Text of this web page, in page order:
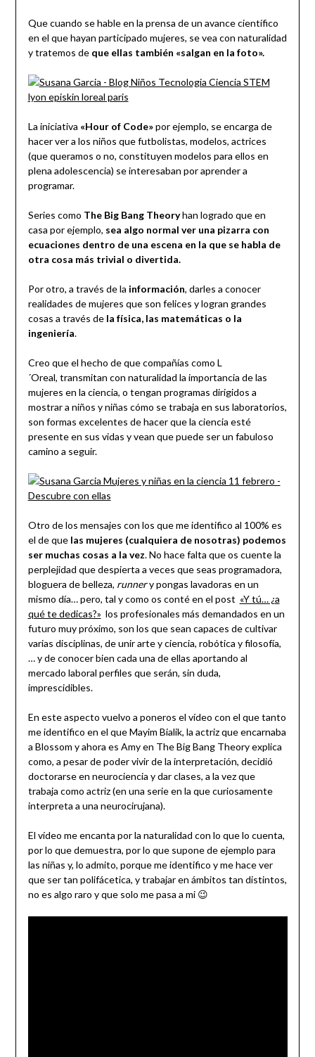
Que cuando se hable en la prensa de un avance científico
en el que hayan participado mujeres, se vea con naturalidad
y tratemos de que ellas también «salgan en la foto».
La iniciativa «Hour of Code»por ejemplo, se encarga de
hacer ver a los niños que futbolistas, modelos, actrices
(que queramos o no, constituyen modelos para ellos en
plena adolescencia) se interesaban por aprender a
programar.
Series como The Big Bang Theoryhan logrado que en
casa por ejemplo, sea algo normal ver una pizarra con
ecuaciones dentro de una escena en la que se habla de
otra cosa más trivial o divertida.
Por otro, a través de la información, darles a conocer
realidades de mujeres que son felices y logran grandes
cosas a través de la física, las matemáticas o la
ingeniería.
Creo que el hecho de que compañías como L
´Oreal, transmitan con naturalidad la importancia de las
mujeres en la ciencia, o tengan programas dirigidos a
mostrar a niños y niñas cómo se trabaja en sus laboratorios,
son formas excelentes de hacer que la ciencia esté
presente en sus vidas y vean que puede ser un fabuloso
camino a seguir.
Otro de los mensajes con los que me identifico al 100% es
el de que las mujeres (cualquiera de nosotras) podemos
ser muchas cosas a la vez. No hace falta que os cuente la
perplejidad que despierta a veces que seas programadora,
bloguera de belleza, runnery pongas lavadoras en un
mismo día… pero, tal y como os conté en el post «Y tú… ¿a
qué te dedicas?» los profesionales más demandados en un
futuro muy próximo, son los que sean capaces de cultivar
varias disciplinas, de unir arte y ciencia, robótica y filosofía,
… y de conocer bien cada una de ellas aportando al
mercado laboral perfiles que serán, sin duda,
imprescidibles.
En este aspecto vuelvo a poneros el vídeo con el que tanto
me identifico en el que Mayim Bialik, la actriz que encarnaba
a Blossom y ahora es Amy en The Big Bang Theory explica
como, a pesar de poder vivir de la interpretación, decidió
doctorarse en neurociencia y dar clases, a la vez que
trabaja como actriz (en una serie en la que curiosamente
interpreta a una neurocirujana).
El vídeo me encanta por la naturalidad con lo que lo cuenta,
por lo que demuestra, por lo que supone de ejemplo para
las niñas y, lo admito, porque me identifico y me hace ver
que ser tan polifácetica, y trabajar en ámbitos tan distintos,
no es algo raro y que solo me pasa a mi 😉